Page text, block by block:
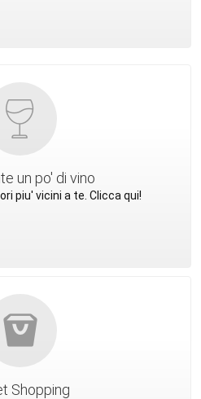
un po' di vino
piu' vicini a te. Clicca qui!
Shopping